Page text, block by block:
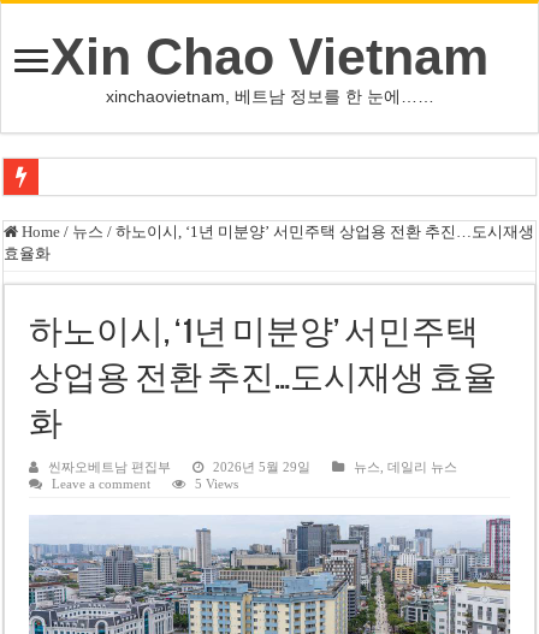
Xin Chao Vietnam
xinchaovietnam, 베트남 정보를 한 눈에……
쩐 타인 먼 베트남 국회의장 “외교 성과, 국가 위상 제고에 크게 기여”
싱가포르 하오마트, 마지막 프리미엄 매장 폐점… 적자·소송 악재 속 사업 축
PNJ, 다이아몬드 밀수 여파에 2분기 적자… 10월 임시 주총 개최
팜 녓 브엉 빈그룹 회장 딸, 그룹 계열사 경영에 첫 등장
케펠, 투티엠 엠파이어시티 지분 전량 2억7000만 달러에 매각
베트남 MB은행, 2026년 수익 목표 자신…부동산 대출 비율 13% 고수
‘1,000억 달러 남북고속철 투자’ 호언장담 메콜로르 회장 체포
베트남 세무당국, 납세자 정보 공개 기준·절차 명확화
Home / 뉴스 / 하노이시, ‘1년 미분양’ 서민주택 상업용 전환 추진…도시재생
효율화
하노이시, ‘1년 미분양’ 서민주택
상업용 전환 추진…도시재생 효율
화
씬짜오베트남 편집부 2026년 5월 29일 뉴스 ,데일리 뉴스
Leave a comment
5 Views